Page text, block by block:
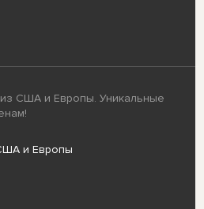
из США и Европы. Уникальные
и Европы